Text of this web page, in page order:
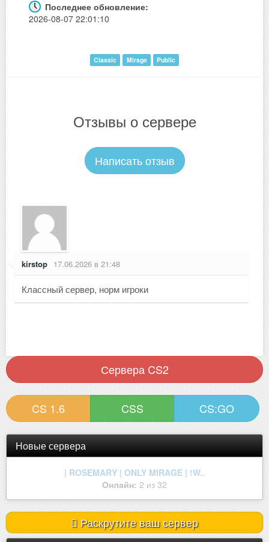
Последнее обновление:
2026-08-07 22:01:10
Classic Mirage Public
Отзывы о сервере
Написать отзыв
kirstop 17.06.2026 в 21:48
Классный сервер, норм игроки
Сервера CS2
CS 1.6 CSS CS:GO
Новые сервера
| ROSEMARY | ONLY MIRAGE | !W..
Онлайн: 2 из 32
Раскрутите ваш сервер